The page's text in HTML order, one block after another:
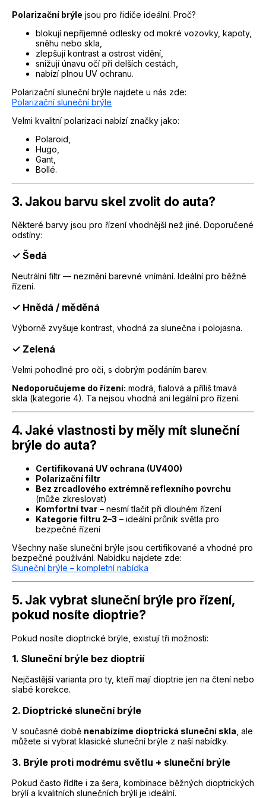
Polarizační brýle jsou pro řidiče ideální. Proč?
blokují nepříjemné odlesky od mokré vozovky, kapoty,
sněhu nebo skla,
zlepšují kontrast a ostrost vidění,
snižují únavu očí při delších cestách,
nabízí plnou UV ochranu.
Polarizační sluneční brýle najdete u nás zde:
Polarizační sluneční brýle
Velmi kvalitní polarizaci nabízí značky jako:
Polaroid,
Hugo,
Gant,
Bollé.
3. Jakou barvu skel zvolit do auta?
Některé barvy jsou pro řízení vhodnější než jiné. Doporučené
odstíny:
✓ Šedá
Neutrální filtr — nezmění barevné vnímání. Ideální pro běžné
řízení.
✓ Hnědá / měděná
Výborně zvyšuje kontrast, vhodná za slunečna i polojasna.
✓ Zelená
Velmi pohodlné pro oči, s dobrým podáním barev.
Nedoporučujeme do řízení: modrá, fialová a příliš tmavá
skla (kategorie 4). Ta nejsou vhodná ani legální pro řízení.
4. Jaké vlastnosti by měly mít sluneční
brýle do auta?
Certifikovaná UV ochrana (UV400)
Polarizační filtr
Bez zrcadlového extrémně reflexního povrchu
(může zkreslovat)
Komfortní tvar – nesmí tlačit při dlouhém řízení
Kategorie filtru 2–3 – ideální průnik světla pro
bezpečné řízení
Všechny naše sluneční brýle jsou certifikované a vhodné pro
bezpečné používání. Nabídku najdete zde:
Sluneční brýle – kompletní nabídka
5. Jak vybrat sluneční brýle pro řízení,
pokud nosíte dioptrie?
Pokud nosíte dioptrické brýle, existují tři možnosti:
1. Sluneční brýle bez dioptrií
Nejčastější varianta pro ty, kteří mají dioptrie jen na čtení nebo
slabé korekce.
2. Dioptrické sluneční brýle
V současné době nenabízíme dioptrická sluneční skla , ale
můžete si vybrat klasické sluneční brýle z naší nabídky.
3. Brýle proti modrému světlu + sluneční brýle
Pokud často řídíte i za šera, kombinace běžných dioptrických
brýlí a kvalitních slunečních brýlí je ideální.